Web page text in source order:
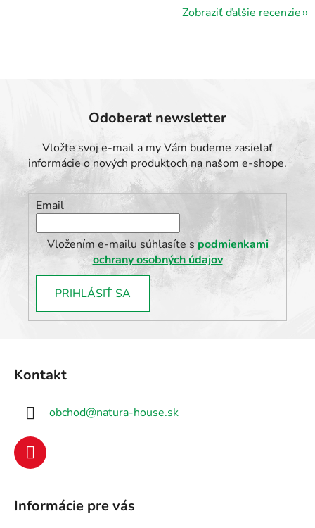
Zobraziť ďalšie recenzie
Odoberať newsletter
Vložte svoj e-mail a my Vám budeme zasielať
informácie o nových produktoch na našom e-shope.
Email
Vložením e-mailu súhlasíte spodmienkami
ochrany osobných údajov
PRIHLÁSIŤ SA
Kontakt
obchod@natura-house.sk
Informácie pre vás